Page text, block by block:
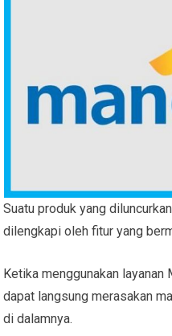
Suatu produk yang
dilengkapi oleh fitur yang
Ketika menggunakan
dapat langsung merasakan
di dalamnya.